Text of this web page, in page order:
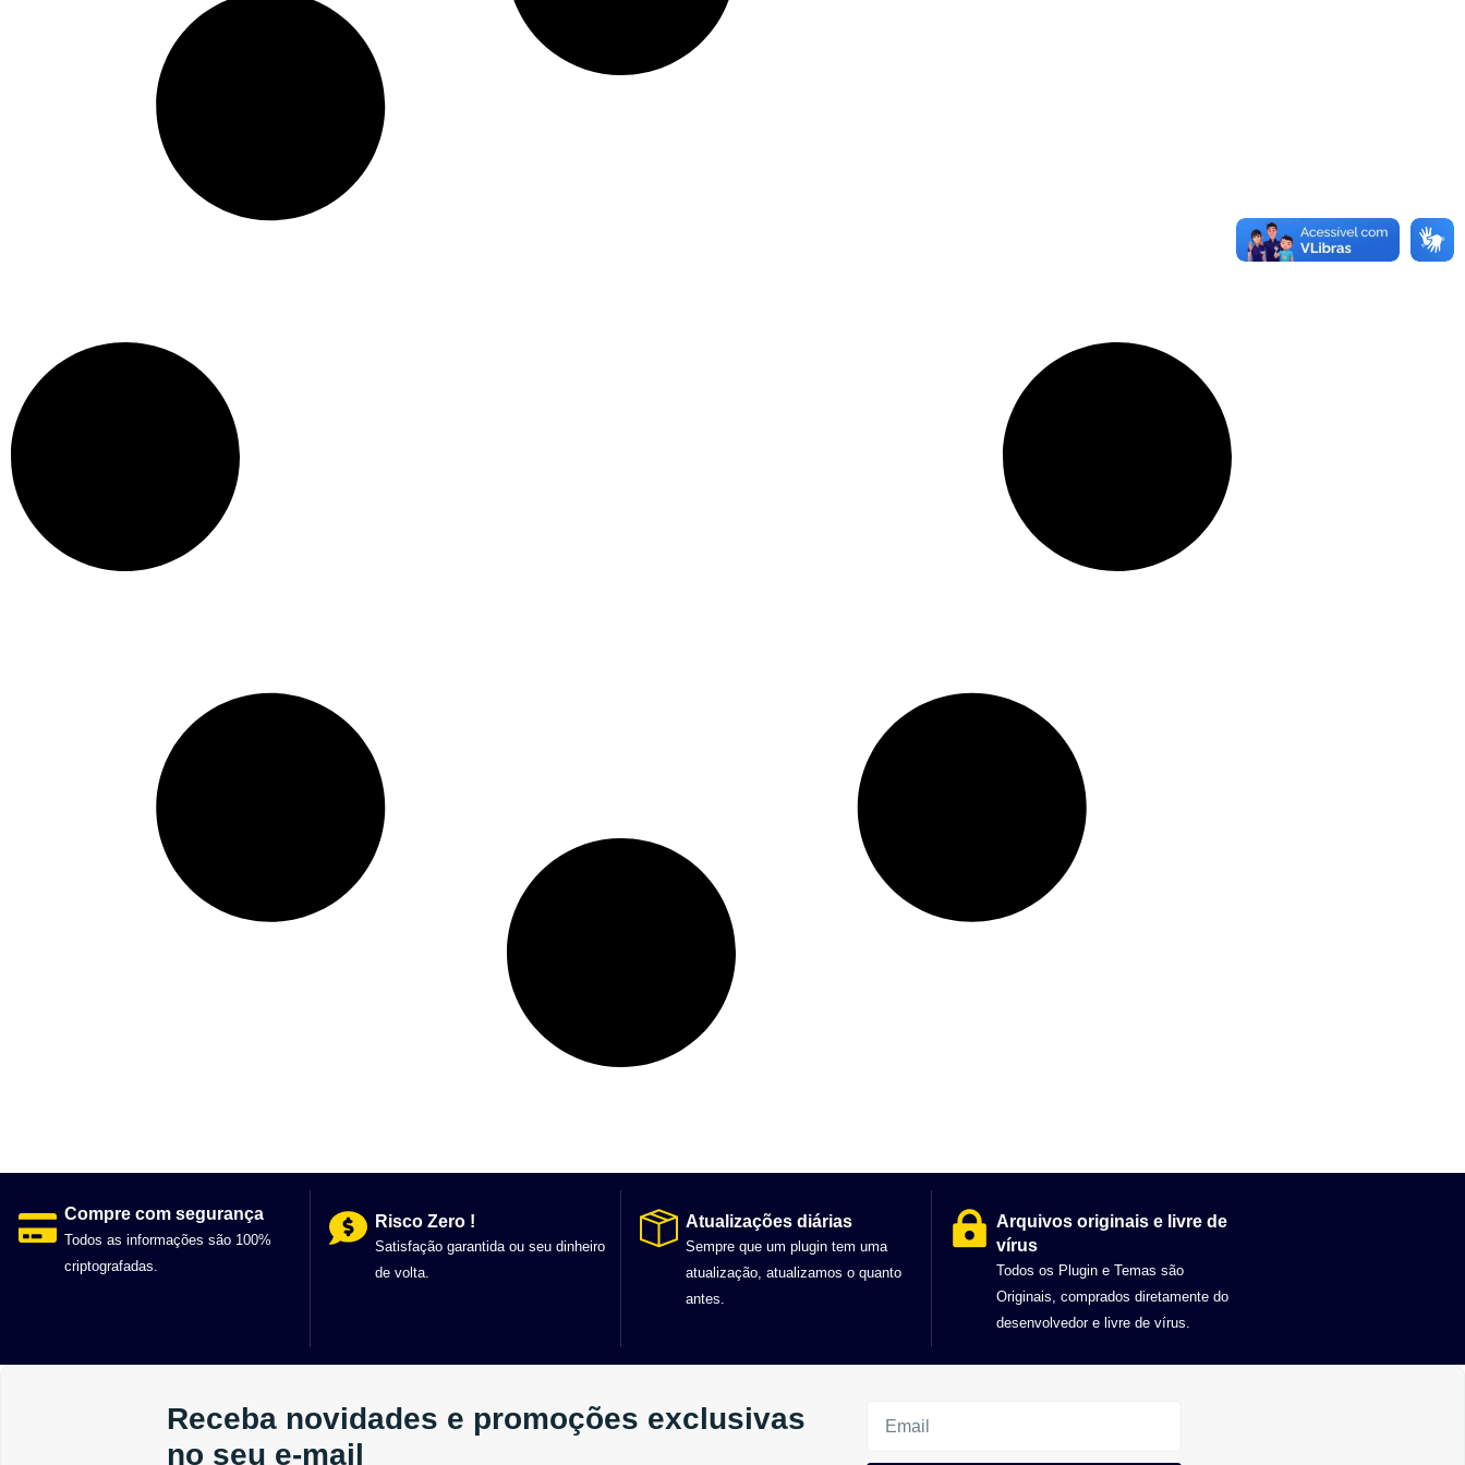
Compre com segurança
Todos as informações são 100%
criptografadas.
Risco Zero !
Satisfação garantida ou seu dinheiro
de volta.
Atualizações diárias
Sempre que um plugin tem uma
atualização, atualizamos o quanto
antes.
Arquivos originais e livre de
vírus
Todos os Plugin e Temas são
Originais, comprados diretamente do
desenvolvedor e livre de vírus.
Receba novidades e promoções exclusivas
no seu e-mail